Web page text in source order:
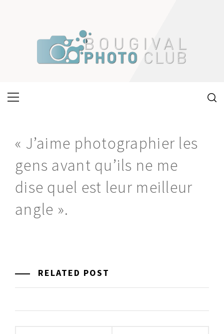
Primary
« J’aime photographier les
gens avant qu’ils ne me
dise quel est leur meilleur
angle ».
RELATED POST